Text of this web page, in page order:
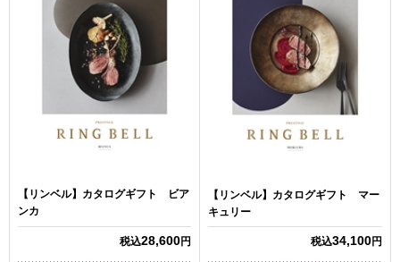
【リンベル】カタログギフト ビア
ンカ
税込28,600円
【リンベル】カタログギフト マー
キュリー
税込34,100円